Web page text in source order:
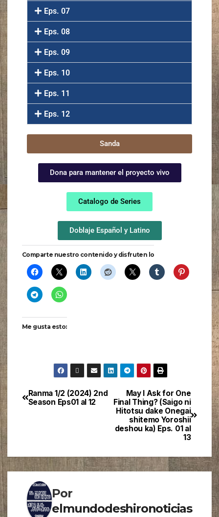
Eps. 07
Eps. 08
Eps. 09
Eps. 10
Eps. 11
Eps. 12
Sanda
Dona para mantener el proyecto vivo
Catalogo de Series
Doblaje Español y Latino
Comparte nuestro contenido y disfruten lo
Me gusta esto:
May I Ask for One
Final Thing? (Saigo ni
Hitotsu dake Onegai
shitemo Yoroshii
deshou ka) Eps. 01 al
13
Ranma 1/2 (2024) 2nd
Season Eps01 al 12
Por
elmundodeshironoticias